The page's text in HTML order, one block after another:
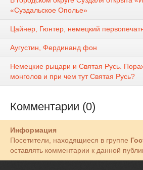
«Суздальское Ополье»
Цайнер, Гюнтер, немецкий
Аугустин, Фердинанд фон
Немецкие рыцари и Святая Русь.
монголов и при чем тут Святая Русь?
Комментарии (0)
Информация
Посетители, находящиеся в группе
оставлять комментарии к данной